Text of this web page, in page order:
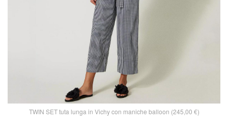
TWIN SET tuta lunga in Vichy con maniche balloon (245,00 €)